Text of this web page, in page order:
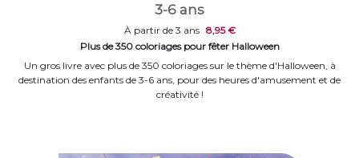
3-6 ans
À partir de 3 ans 8,95 €
Plus de 350 coloriages pour fêter Halloween
Un gros livre avec plus de 350 coloriages sur le thème d'Halloween, à
destination des enfants de 3-6 ans, pour des heures d'amusement et de
créativité !